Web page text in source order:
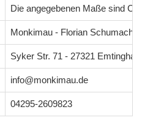
Die angegebenen Maße sind
Monkimau - Florian Schumacher
Syker Str. 71 - 27321
info@monkimau.de
04295-2609823